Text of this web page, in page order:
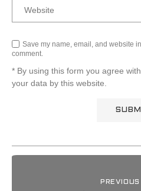
Save my name, email, and website
comment.
* By using this form you agree
your data by this website.